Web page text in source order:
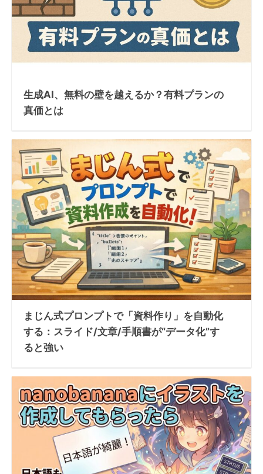
生成AI、無料の壁を越えるか？有料プランの
真価とは
まじん式プロンプトで「資料作り」を自動化
する：スライド/文章/手順書が“データ化”す
ると強い